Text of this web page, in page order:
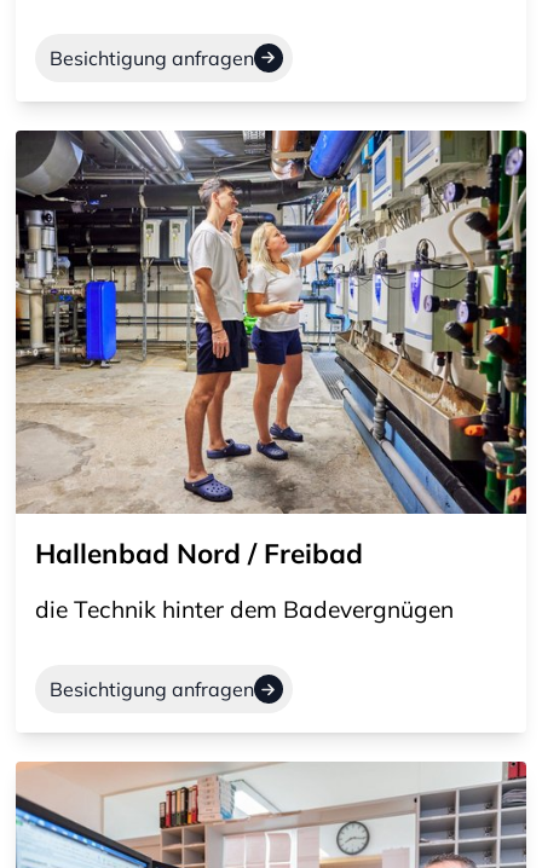
Besichtigung anfragen
Hallenbad Nord / Freibad
die Technik hinter dem Badevergnügen
Besichtigung anfragen